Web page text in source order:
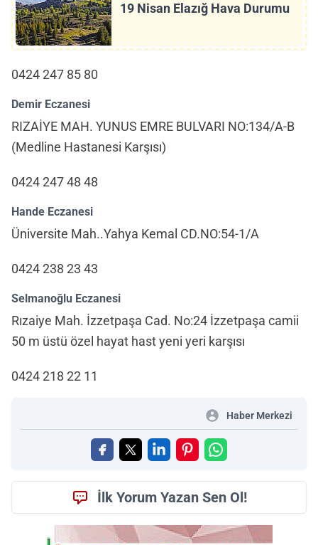
19 Nisan Elazığ Hava Durumu
0424 247 85 80
Demir Eczanesi
RIZAİYE MAH. YUNUS EMRE BULVARI NO:134/A-B
(Medline Hastanesi Karşısı)
0424 247 48 48
Hande Eczanesi
Üniversite Mah..Yahya Kemal CD.NO:54-1/A
0424 238 23 43
Selmanoğlu Eczanesi
Rızaiye Mah. İzzetpaşa Cad. No:24 İzzetpaşa camii
50 m üstü özel hayat hast yeni yeri karşısı
0424 218 22 11
Haber Merkezi
İlk Yorum Yazan Sen Ol!